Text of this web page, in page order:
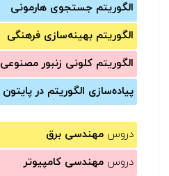
الگوریتم جستجوی هارمونی
الگوریتم بهینه‌سازی فرهنگی
الگوریتم کلونی زنبور مصنوعی
پیاده‌سازی الگوریتم در پایتون
دروس مهندسی برق
دروس مهندسی کامپیوتر